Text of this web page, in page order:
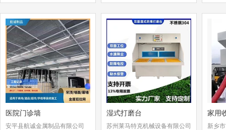
医院门诊墙
安平县航诚金属制品有限公司
湿式打磨台
苏州莱马特克机械设备有限公司
家用
新乡